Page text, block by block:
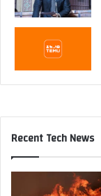
Recent Tech News